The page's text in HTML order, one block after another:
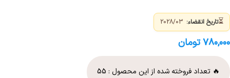
⏳تاریخ انقضاء:
۷۸۰,۰۰۰تومان
🔥 تعداد فروخته شده از این محصول : 55